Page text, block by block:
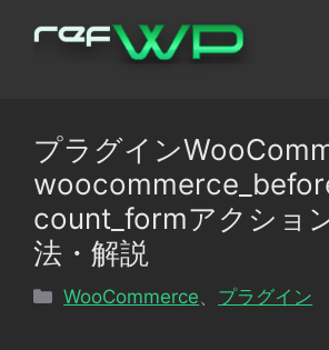
プラグイン
count_formアクショ
法・解説
カ
WooCommerce プラグイン